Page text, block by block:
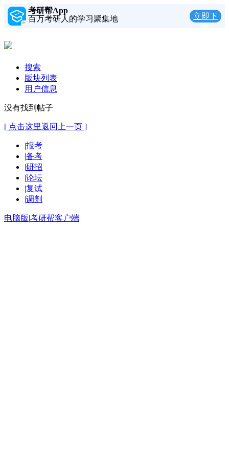
考研帮App
百万考研人的学习聚集地
立即下
搜索
版块列表
用户信息
没有找到帖子
[ 点击这里返回上一页 ]
|报考
|备考
|研招
|论坛
|复试
|调剂
电脑版|考研帮客户端